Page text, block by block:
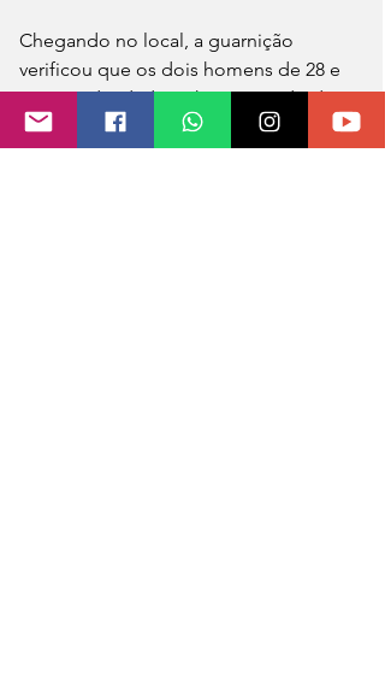
Chegando no local, a guarnição
verificou que os dois homens de 28 e
25 anos de idade, já haviam saído do
veículo. Ambos apresentavam
escoriações pelo corpo, mas